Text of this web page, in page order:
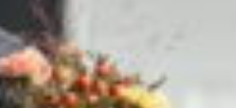
Åby Stora Pris 2026
Supertorsdag för företag
Supertorsdag
Ponnytravtävlingar